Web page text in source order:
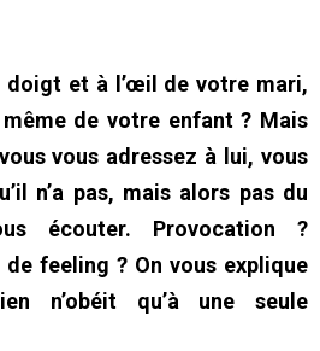
doigt et à l’œil de votre mari,
de votre enfant ? Mais
vous adressez à lui, vous
n’a pas, mais alors pas du
écouter. Provocation ?
feeling ? On vous explique
n’obéit qu’à une seule